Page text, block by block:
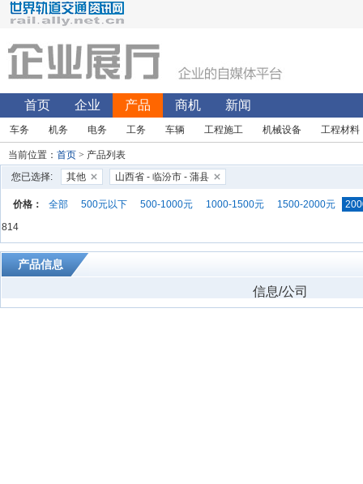
首页 企业 产品 商机 新闻
车务 机务 电务 工务 车辆 工程施工 机械设备 工程材料
当前位置： 首页 > 产品列表
您已选择:
其他 山西省 - 临汾市 - 蒲县
价格： 全部 500元以下 500-1000元 1000-1500元 1500-2000元
814
产品信息
信息/公司